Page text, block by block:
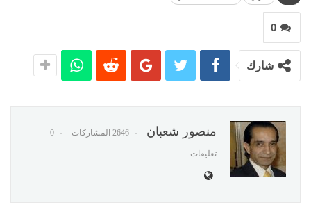
0
شارك
منصور شعبان 2646 المشاركات 0
تعليقات